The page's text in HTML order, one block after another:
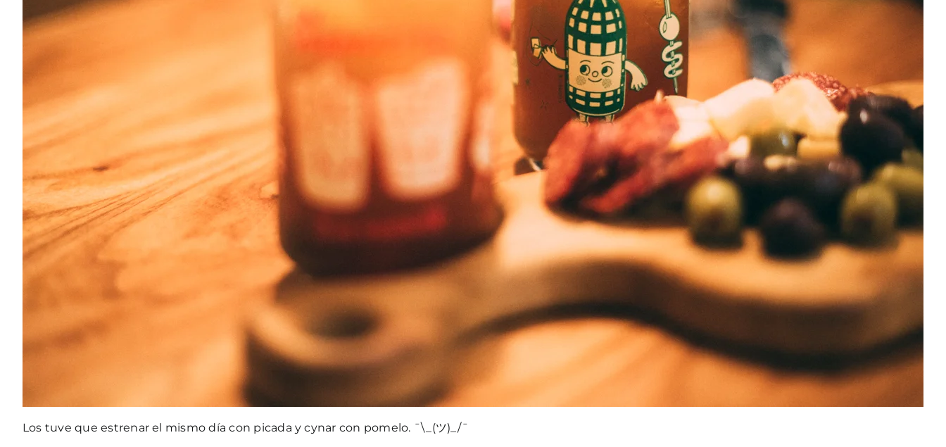
Los tuve que estrenar el mismo día con picada y cynar con pomelo. ¯\_(ツ)_/¯